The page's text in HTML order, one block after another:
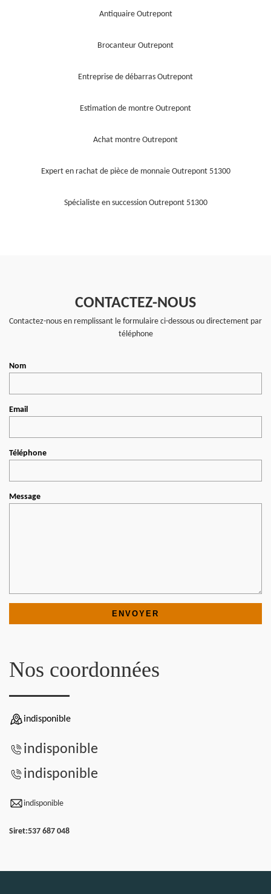
Antiquaire Outrepont
Brocanteur Outrepont
Entreprise de débarras Outrepont
Estimation de montre Outrepont
Achat montre Outrepont
Expert en rachat de pièce de monnaie Outrepont 51300
Spécialiste en succession Outrepont 51300
CONTACTEZ-NOUS
Contactez-nous en remplissant le formulaire ci-dessous ou directement par
téléphone
Nom
Email
Téléphone
Message
Nos coordonnées
indisponible
indisponible
indisponible
indisponible
Siret:537 687 048